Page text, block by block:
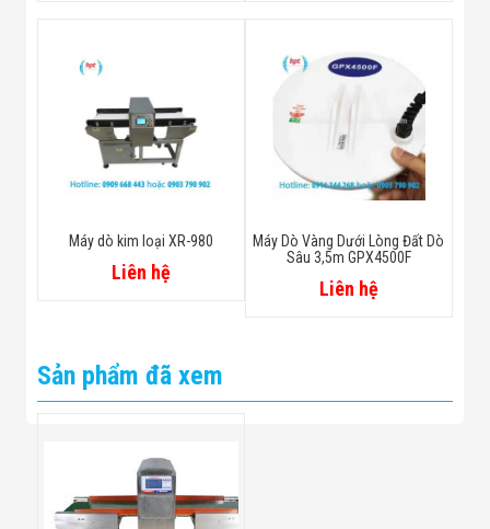
Máy dò kim loại XR-980
Liên hệ
Máy Dò Vàng Dưới Lòng Đất Dò
Sâu 3,5m GPX4500F
Liên hệ
Sản phẩm đã xem